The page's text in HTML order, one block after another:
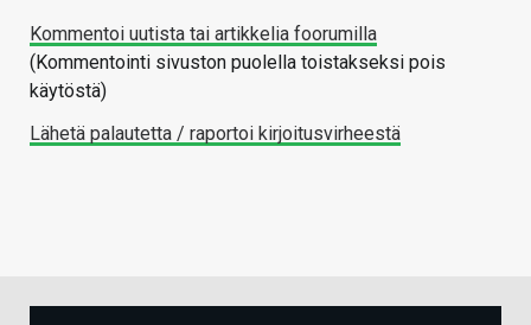
Kommentoi uutista tai artikkelia foorumilla
(Kommentointi sivuston puolella toistakseksi pois
käytöstä)
Lähetä palautetta / raportoi kirjoitusvirheestä